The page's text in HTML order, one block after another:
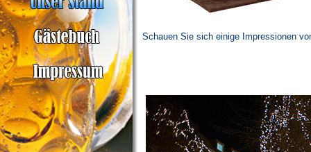
Schauen Sie sich einige Impressionen